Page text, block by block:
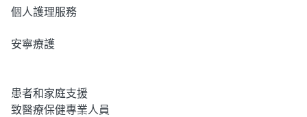
個人護理服務
安寧療護
患者和家庭支援
致醫療保健專業人員